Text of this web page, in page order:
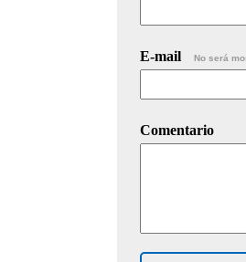
E-mail No será
Comentario